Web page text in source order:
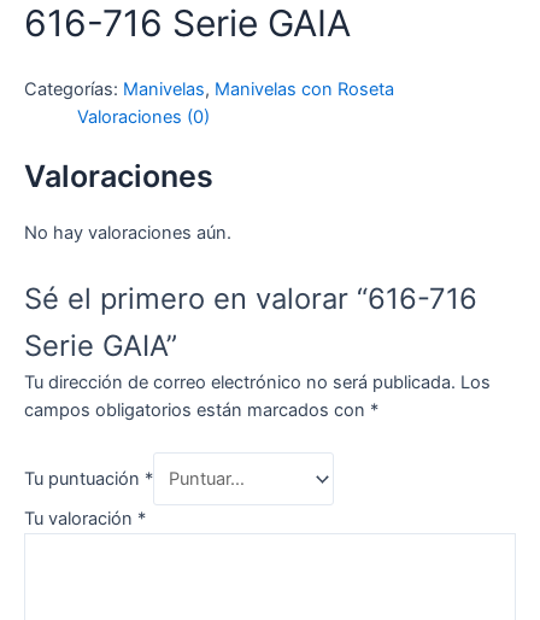
616-716 Serie GAIA
Categorías: Manivelas, Manivelas con Roseta
Valoraciones (0)
Valoraciones
No hay valoraciones aún.
Sé el primero en valorar “616-716
Serie GAIA”
Tu dirección de correo electrónico no será publicada. Los
campos obligatorios están marcados con *
Tu puntuación *
Tu valoración *